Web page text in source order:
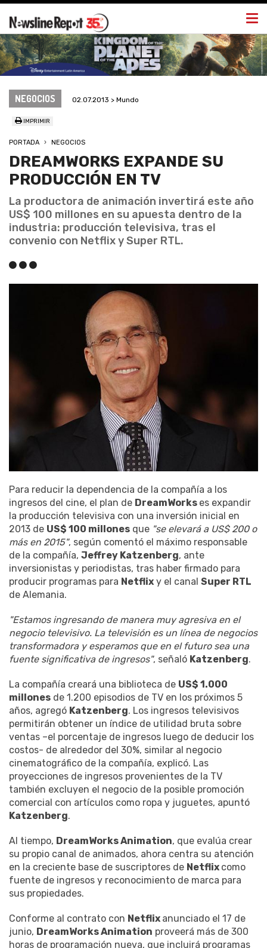
NEGOCIOS 02.07.2013 > Mundo
IMPRIMIR
PORTADA NEGOCIOS
DREAMWORKS EXPANDE SU
PRODUCCIÓN EN TV
La productora de animación invertirá este año
US$ 100 millones en su apuesta dentro de la
industria: producción televisiva, tras el
convenio con Netflix y Super RTL.
Para reducir la dependencia de la compañía a los
ingresos del cine, el plan de DreamWorks es expandir
la producción televisiva con una inversión inicial en
2013 de US$ 100 millones que "se elevará a US$ 200 o
más en 2015", según comentó el máximo responsable
de la compañía, Jeffrey Katzenberg, ante
inversionistas y periodistas, tras haber firmado para
producir programas para Netflix y el canal Super RTL
de Alemania.
"Estamos ingresando de manera muy agresiva en el
negocio televisivo. La televisión es un línea de negocios
transformadora y esperamos que en el futuro sea una
fuente significativa de ingresos", señaló Katzenberg.
La compañía creará una biblioteca de US$ 1.000
millones de 1.200 episodios de TV en los próximos 5
años, agregó Katzenberg. Los ingresos televisivos
permitirán obtener un índice de utilidad bruta sobre
ventas –el porcentaje de ingresos luego de deducir los
costos- de alrededor del 30%, similar al negocio
cinematográfico de la compañía, explicó. Las
proyecciones de ingresos provenientes de la TV
también excluyen el negocio de la posible promoción
comercial con artículos como ropa y juguetes, apuntó
Katzenberg.
Al tiempo, DreamWorks Animation, que evalúa crear
su propio canal de animados, ahora centra su atención
en la creciente base de suscriptores de Netflix como
fuente de ingresos y reconocimiento de marca para
sus propiedades.
Conforme al contrato con Netflix anunciado el 17 de
junio, DreamWorks Animation proveerá más de 300
horas de programación nueva, que incluirá programas